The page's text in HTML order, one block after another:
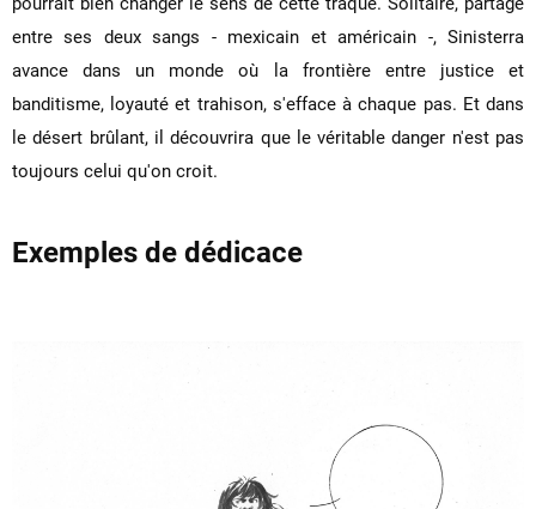
entre ses deux sangs - mexicain et américain -, Sinisterra
avance dans un monde où la frontière entre justice et
banditisme, loyauté et trahison, s'efface à chaque pas. Et dans
le désert brûlant, il découvrira que le véritable danger n'est pas
toujours celui qu'on croit.
Exemples de dédicace